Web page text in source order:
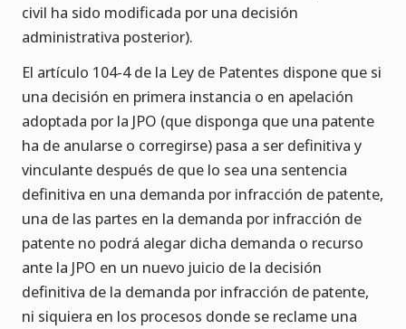
civil ha sido modificada por una decisión
administrativa posterior).
El artículo 104-4 de la Ley de Patentes dispone que si
una decisión en primera instancia o en apelación
adoptada por la JPO (que disponga que una patente
ha de anularse o corregirse) pasa a ser definitiva y
vinculante después de que lo sea una sentencia
definitiva en una demanda por infracción de patente,
una de las partes en la demanda por infracción de
patente no podrá alegar dicha demanda o recurso
ante la JPO en un nuevo juicio de la decisión
definitiva de la demanda por infracción de patente,
ni siquiera en los procesos donde se reclame una